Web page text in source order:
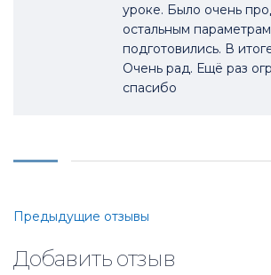
уроке. Было очень
остальным
подготовились. В
Очень рад. Ещё раз
спасибо
навигацию
Предыдущие отзывы
Добавить отзыв